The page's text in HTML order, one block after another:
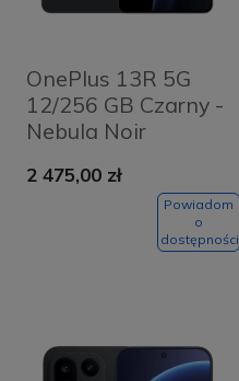
OnePlus 13R 5G
12/256 GB Czarny -
Nebula Noir
2 475,00 zł
Powiadom
o
dostępności